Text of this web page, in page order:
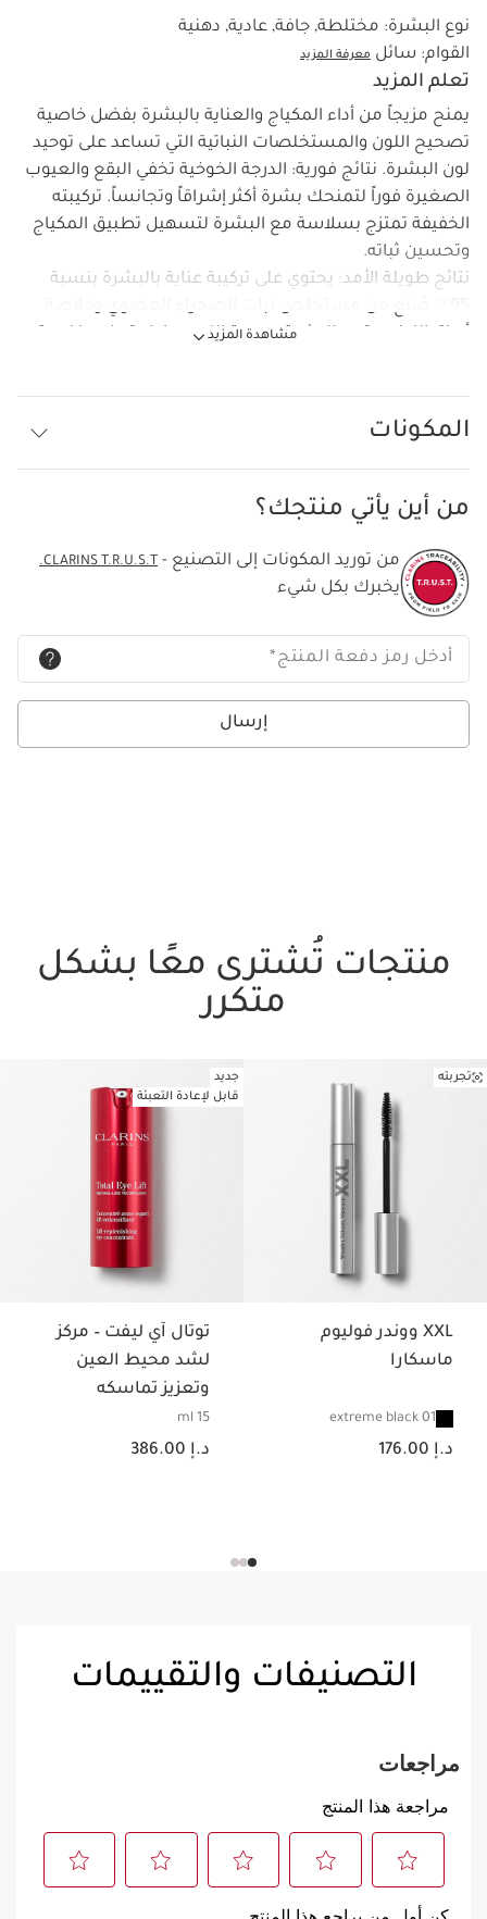
مشاهدة المزيد
نوع البشرة: مختلطة, جافة, عادية, دهنية
القوام: سائل معرفة المزيد
تعلم المزيد
يمنح مزيجاً من أداء المكياج والعناية بالبشرة بفضل خاصية
تصحيح اللون والمستخلصات النباتية التي تساعد على توحيد
لون البشرة. نتائج فورية: الدرجة الخوخية تخفي البقع والعيوب
الصغيرة فوراً لتمنحك بشرة أكثر إشراقاً وتجانساً. تركيبته
الخفيفة تمتزج بسلاسة مع البشرة لتسهيل تطبيق المكياج
وتحسين ثباته.
نتائج طويلة الأمد: يحتوي على تركيبة عناية بالبشرة بنسبة
95٪. صُنع من مستخلص نبات الصحراء العضوي وخلاصة
أوراق الليفت. تبدو البشرة موحدة اللون ويزداد ترطيبها لمدة
على 24 امرأة.
المكونات
من أين يأتي منتجك؟
من توريد المكونات إلى التصنيع - CLARINS T.R.U.S.T.
يخبرك بكل شيء
أدخل رمز دفعة المنتج*
إرسال
منتجات تُشترى معًا بشكل
متكرر
تخط إلى المحتوى
تجربته
XXL ووندر فوليوم
ماسكارا
01 extreme black
السعر الحالي هو د.إ 176.00
د.إ 176.00
جديد
قابل لإعادة التعبئة
توتال آي ليفت – مركز
لشد محيط العين
وتعزيز تماسكه
15 ml
السعر الحالي هو د.إ 386.00
د.إ 386.00
التصنيفات والتقييمات